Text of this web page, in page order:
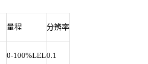
量程 分辨率
0-100%LEL0.1